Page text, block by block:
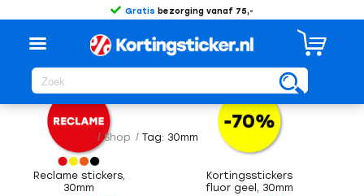
Gratis bezorging vanaf 75,-
/ Shop / Tag: 30mm
Sorteer opStandaard
Reclame stickers,
30mm
-5 t/m -95%
Kortingsstickers
fluor geel, 30mm